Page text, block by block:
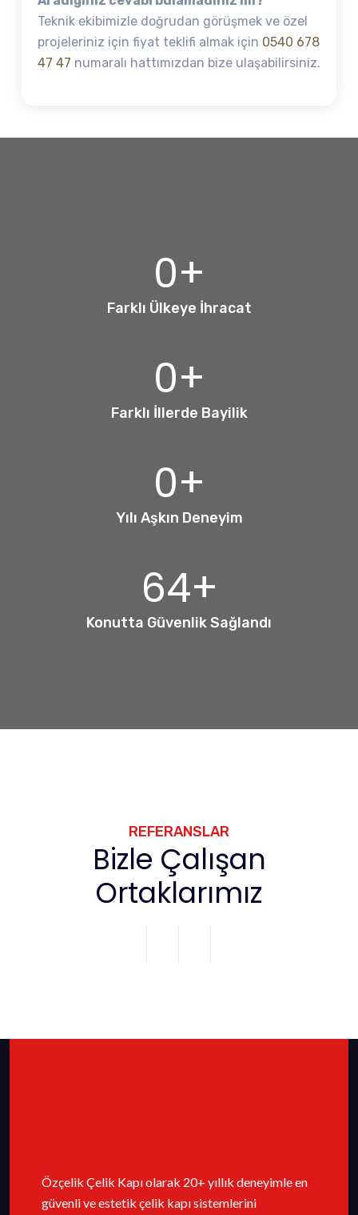
Teknik ekibimizle doğrudan görüşmek ve özel
projeleriniz için fiyat teklifi almak için 0540 678
47 47 numaralı hattımızdan bize ulaşabilirsiniz.
0+
Farklı Ülkeye İhracat
0+
Farklı İllerde Bayilik
0+
Yılı Aşkın Deneyim
64+
Konutta Güvenlik Sağlandı
REFERANSLAR
Bizle Çalışan
Ortaklarımız
Özçelik Çelik Kapı olarak 20+ yıllık deneyimle en
güvenli ve estetik çelik kapı sistemlerini